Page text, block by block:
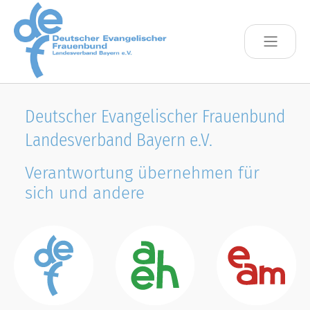
Skip to main content
Deutscher Evangelischer Frauenbund
Landesverband Bayern e.V.
Verantwortung übernehmen für
sich und andere